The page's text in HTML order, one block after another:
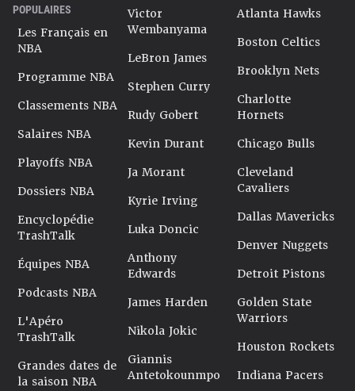
POPULAIRES
Les Français en
NBA
Programme NBA
Classements NBA
Salaires NBA
Playoffs NBA
Dossiers NBA
Encyclopédie
TrashTalk
Équipes NBA
Podcasts NBA
L'Apéro
TrashTalk
Grandes dates de
la saison NBA
Victor
Wembanyama
LeBron James
Stephen Curry
Rudy Gobert
Kevin Durant
Ja Morant
Kyrie Irving
Luka Doncic
Anthony
Edwards
James Harden
Nikola Jokic
Giannis
Antetokounmpo
Atlanta Hawks
Boston Celtics
Brooklyn Nets
Charlotte
Hornets
Chicago Bulls
Cleveland
Cavaliers
Dallas Mavericks
Denver Nuggets
Detroit Pistons
Golden State
Warriors
Houston Rockets
Indiana Pacers